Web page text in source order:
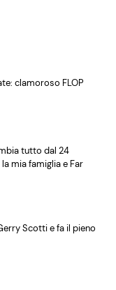
clamoroso FLOP
tutto dal 24
mia famiglia e Far
Scotti e fa il pieno